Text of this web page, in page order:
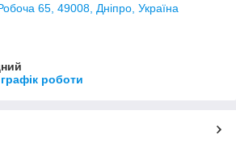
65, 49008, Дніпро, Україна
роботи